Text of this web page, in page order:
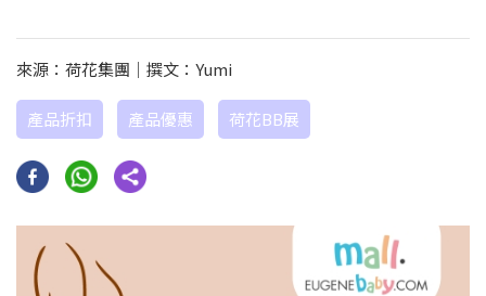
來源：荷花集團｜撰文：Yumi
產品折扣 產品優惠 荷花BB展